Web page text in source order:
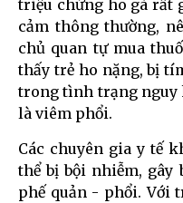
triệu chứng ho gà rất
cảm thông thường,
chủ quan tự mua
thấy trẻ ho nặng, bị
trong tình trạng nguy
là viêm phổi.
Các chuyên gia y tế
thể bị bội nhiễm, gây
phế quản - phổi. Với